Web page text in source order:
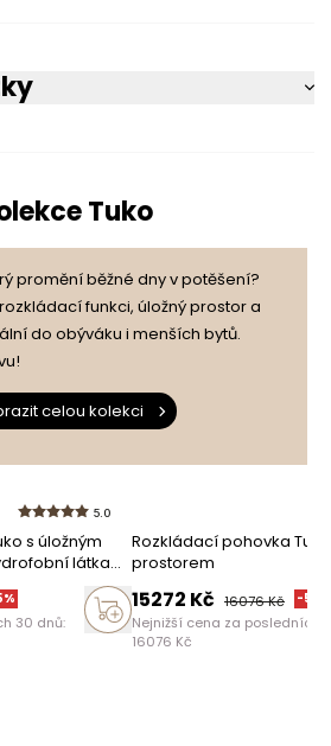
Tuko
promění běžné dny v potěšení?
funkci, úložný prostor a
do obýváku i menších bytů.
celou kolekci
5.0
s úložným
látka
%
30 dnů:
Rozkládací pohovka
prostorem
15272 Kč 16076Kč -5
Nejnižší cena za posledních
16076 Kč